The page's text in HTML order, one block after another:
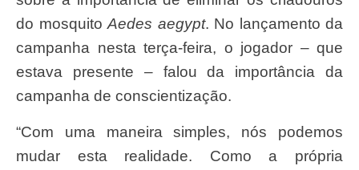
do mosquitoAedes aegypt. No lançamento da
campanha nesta terça-feira, o jogador – que
estava presente – falou da importância da
campanha de conscientização.
“Com uma maneira simples, nós podemos
mudar esta realidade. Como a própria